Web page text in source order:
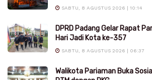
SABTU, 8 AGUSTUS 2026 | 10:14
DPRD Padang Gelar Rapat
Hari Jadi Kota ke-357
SABTU, 8 AGUSTUS 2026 | 06:37
Walikota Pariaman Buka